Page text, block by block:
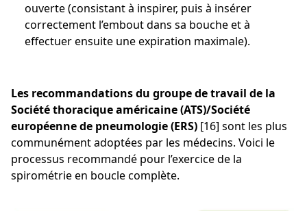
ouverte (consistant à inspirer, puis à insérer
correctement l’embout dans sa bouche et à
effectuer ensuite une expiration maximale).
Les recommandations du groupe de travail de la
Société thoracique américaine (ATS)/Société
européenne de pneumologie (ERS) [16] sont les plus
communément adoptées par les médecins. Voici le
processus recommandé pour l’exercice de la
spirométrie en boucle complète.